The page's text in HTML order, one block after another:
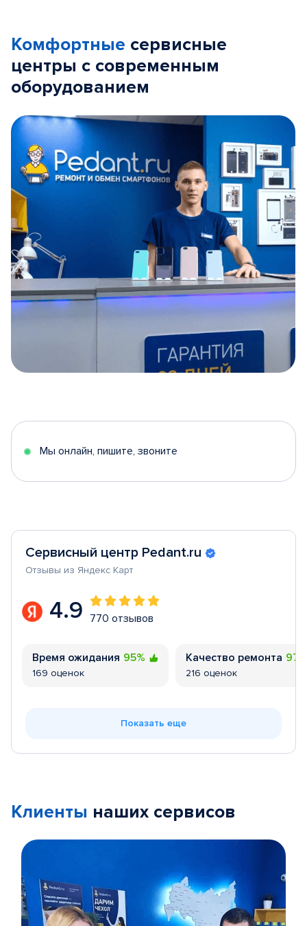
Комфортные сервисные
центры с современным
оборудованием
5
Мы онлайн, пишите, звоните
Сервисный центр Pedant.ru
Отзывы из Яндекс Карт
4.9 770 отзывов
Время ожидания 95%
169 оценок
Качество ремонта
216 оценок
Показать еще
Клиенты наших сервисов